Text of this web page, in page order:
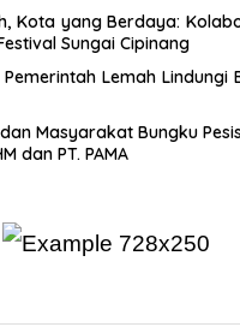
Kota yang Berdaya:
Sungai Cipinang
Pemerintah Lemah Lindungi
Masyarakat Bungku
dan PT. PAMA